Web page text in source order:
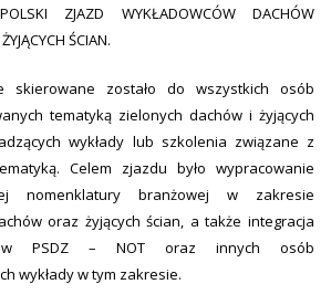
ZJAZD WYKŁADOWCÓW DACHÓW
ŚCIAN.
skierowane zostało do wszystkich osób
tematyką zielonych dachów i żyjących
wykłady lub szkolenia związane z
Celem zjazdu było wypracowanie
nomenklatury branżowej w zakresie
oraz żyjących ścian, a także integracja
PSDZ – NOT oraz innych osób
wykłady w tym zakresie.